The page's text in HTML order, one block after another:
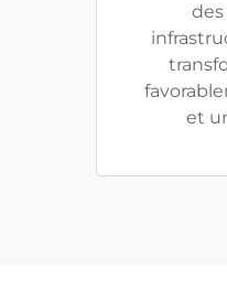
des
et